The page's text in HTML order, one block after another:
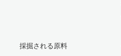
採掘される原料